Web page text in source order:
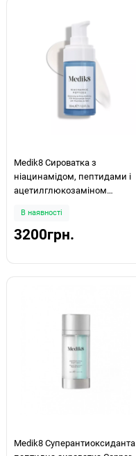
Medik8 Сироватка з
ніацинамідом, пептидами і
ацетилглюкозаміном
В наявності
3200грн.
Medik8 Суперантиоксиданта